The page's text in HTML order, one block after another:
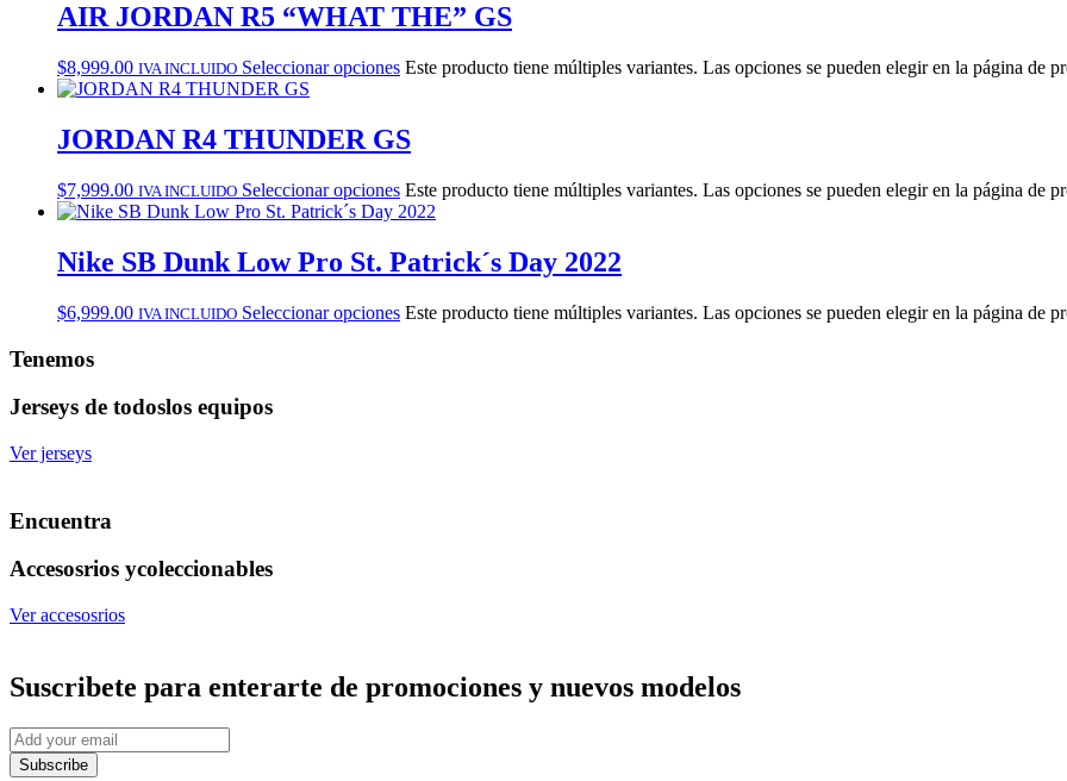
AIR JORDAN R5 “WHAT THE” GS
$8,999.00 IVA INCLUIDO Seleccionar opciones Este producto tiene múltiples variantes. Las opciones se pueden elegir en la página de
JORDAN R4 THUNDER GS
$7,999.00 IVA INCLUIDO Seleccionar opciones Este producto tiene múltiples variantes. Las opciones se pueden elegir en la página de
Nike SB Dunk Low Pro St. Patrick´s Day 2022
$6,999.00 IVA INCLUIDO Seleccionar opciones Este producto tiene múltiples variantes. Las opciones se pueden elegir en la página de
Tenemos
Jerseys de todoslos equipos
Ver jerseys
Encuentra
Accesosrios ycoleccionables
Ver accesosrios
Suscribete para enterarte de promociones y nuevos modelos
Subscribe